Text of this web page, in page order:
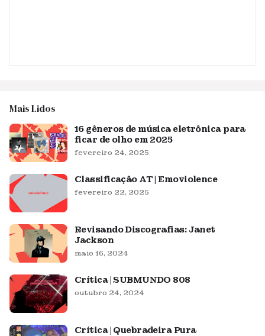
Mais Lidos
16 gêneros de música eletrônica para
ficar de olho em 2025
fevereiro 24, 2025
Classificação AT | Emoviolence
fevereiro 22, 2025
Revisando Discografias: Janet
Jackson
maio 16, 2024
Crítica | SUBMUNDO 808
outubro 24, 2024
Crítica | Quebradeira Pura